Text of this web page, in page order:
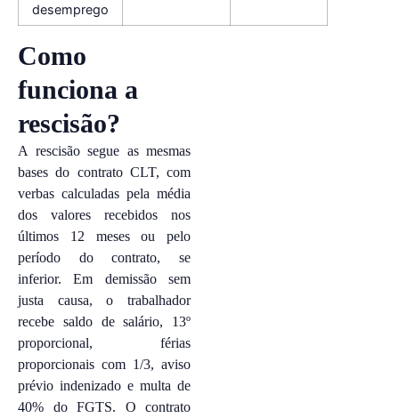
desemprego
Como
funciona a
rescisão?
A rescisão segue as mesmas
bases do contrato CLT, com
verbas calculadas pela média
dos valores recebidos nos
últimos 12 meses ou pelo
período do contrato, se
inferior. Em demissão sem
justa causa, o trabalhador
recebe saldo de salário, 13º
proporcional, férias
proporcionais com 1/3, aviso
prévio indenizado e multa de
40% do FGTS. O contrato